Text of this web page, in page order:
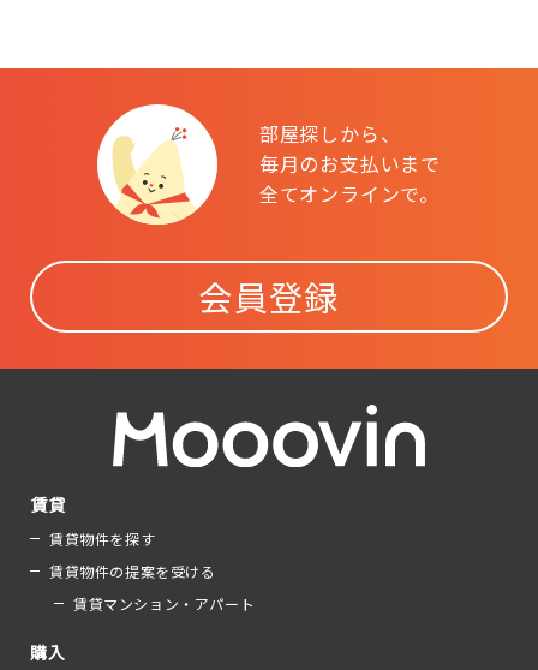
部屋探しから、
毎月のお支払いまで
全てオンラインで。
会員登録
賃貸
賃貸物件を探す
賃貸物件の提案を受ける
賃貸マンション・アパート
購入